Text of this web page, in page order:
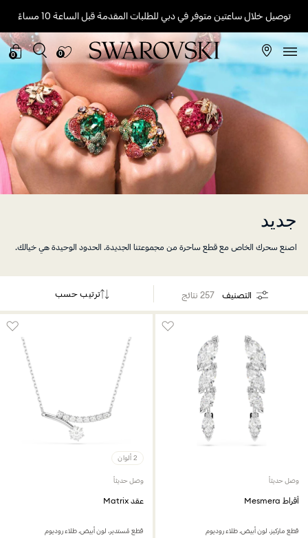
توصيل خلال ساعتين متوفر في دبي للطلبات المقدمة قبل الساعة 10 مساءً
0
0
جديد
اصنع سحرك الخاص مع قطع ساحرة من مجموعتنا الجديدة. الحدود الوحيدة هي خيالك.
التصنيف 257 نتائج ترتيب حسب
وصل حديثاً
أقراط Mesmera
قطع ماركيز، لون أبيض، طلاء روديوم
2 ألوان
وصل حديثاً
عقد Matrix
قطع مُستدير، لون أبيض، طلاء روديوم